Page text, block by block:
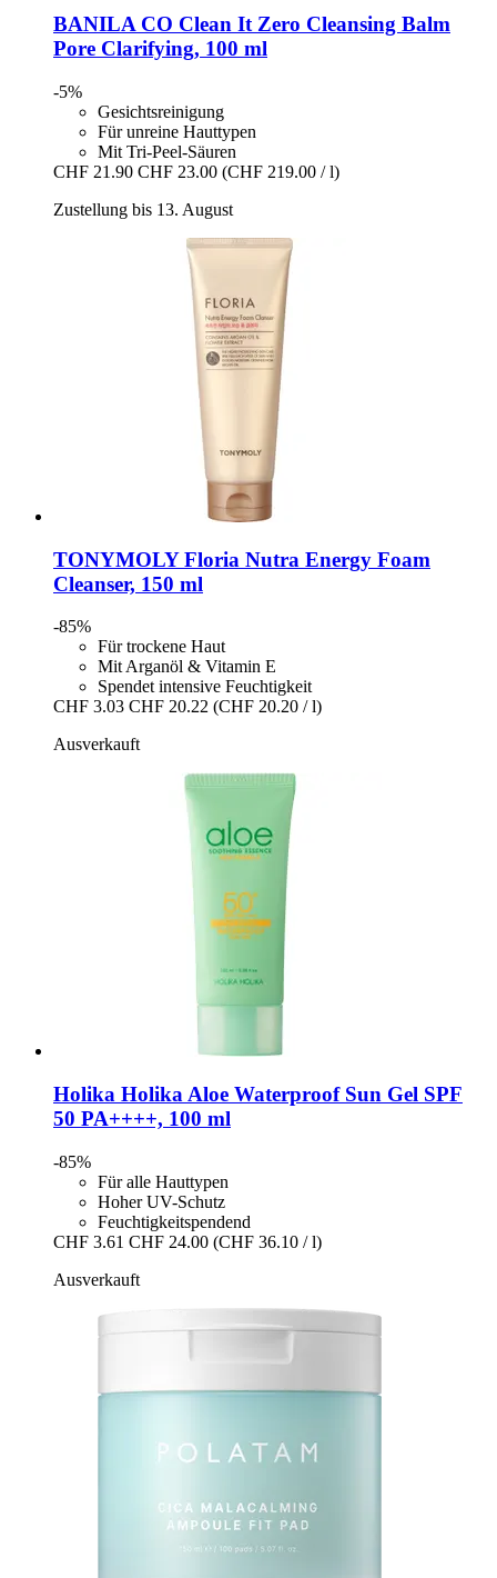
BANILA CO Clean It Zero Cleansing Balm
Pore Clarifying, 100 ml
-5%
Gesichtsreinigung
Für unreine Hauttypen
Mit Tri-Peel-Säuren
CHF 21.90 CHF 23.00 (CHF 219.00 / l)
Zustellung bis 13. August
TONYMOLYFloria Nutra Energy Foam
Cleanser, 150 ml
-85%
Für trockene Haut
Mit Arganöl & Vitamin E
Spendet intensive Feuchtigkeit
CHF 3.03 CHF 20.22 (CHF 20.20 / l)
Ausverkauft
Holika Holika Aloe Waterproof Sun Gel SPF
50 PA++++, 100 ml
-85%
Für alle Hauttypen
Hoher UV-Schutz
Feuchtigkeitspendend
CHF 3.61 CHF 24.00 (CHF 36.10 / l)
Ausverkauft